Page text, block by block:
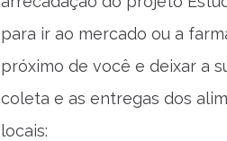
para ir ao mercado ou a
próximo de você e deixar a
coleta e as entregas dos
locais: